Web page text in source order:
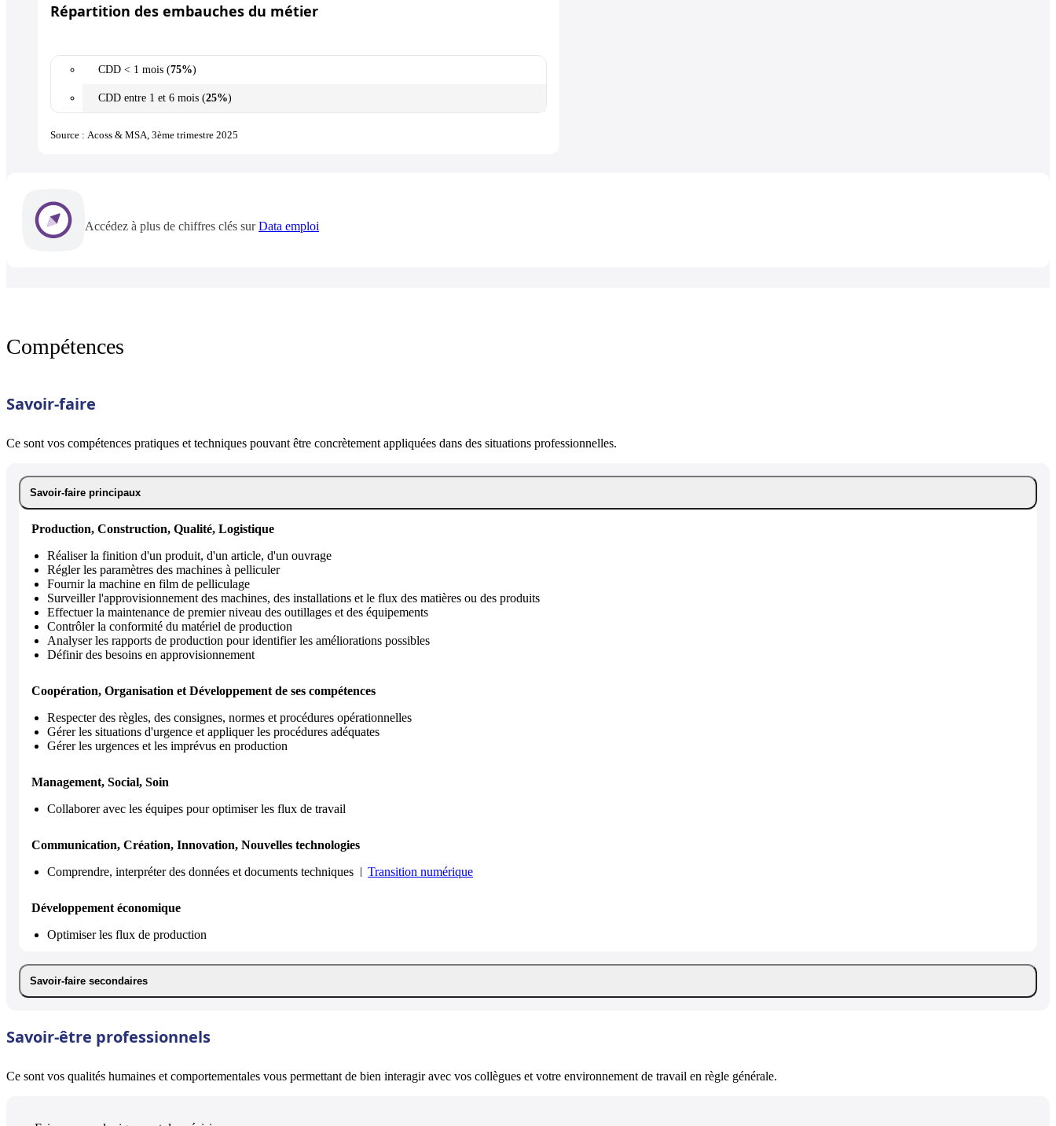
Répartition des embauches du métier
CDD < 1 mois (75%)
CDD entre 1 et 6 mois (25%)
Source : Acoss & MSA, 3ème trimestre 2025
Accédez à plus de chiffres clés surData emploi
Compétences
Savoir-faire
Ce sont vos compétences pratiques et techniques pouvant être concrètement appliquées dans des situations professionnelles.
Savoir-faire principaux
Production, Construction, Qualité, Logistique
Réaliser la finition d'un produit, d'un article, d'un ouvrage
Régler les paramètres des machines à pelliculer
Fournir la machine en film de pelliculage
Surveiller l'approvisionnement des machines, des installations et le flux des matières ou des produits
Effectuer la maintenance de premier niveau des outillages et des équipements
Contrôler la conformité du matériel de production
Analyser les rapports de production pour identifier les améliorations possibles
Définir des besoins en approvisionnement
Coopération, Organisation et Développement de ses compétences
Respecter des règles, des consignes, normes et procédures opérationnelles
Gérer les situations d'urgence et appliquer les procédures adéquates
Gérer les urgences et les imprévus en production
Management, Social, Soin
Collaborer avec les équipes pour optimiser les flux de travail
Communication, Création, Innovation, Nouvelles technologies
Comprendre, interpréter des données et documents techniques
Transition numérique
Développement économique
Optimiser les flux de production
Savoir-faire secondaires
Savoir-être professionnels
Ce sont vos qualités humaines et comportementales vous permettant de bien interagir avec vos collègues et votre environnement de travail en règle générale.